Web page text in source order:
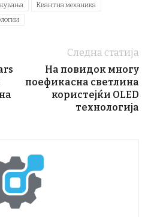
Квантна механика
Следна статија
На повидок многу
поефикасна светлина
користејќи OLED
технологија